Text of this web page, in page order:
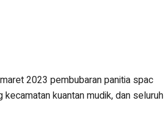
2023 pembubaran panitia spac
kuantan mudik, dan seluruh